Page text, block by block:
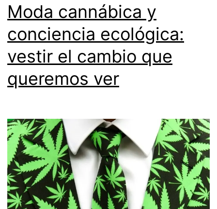
Moda cannábica y
conciencia ecológica:
vestir el cambio que
queremos ver